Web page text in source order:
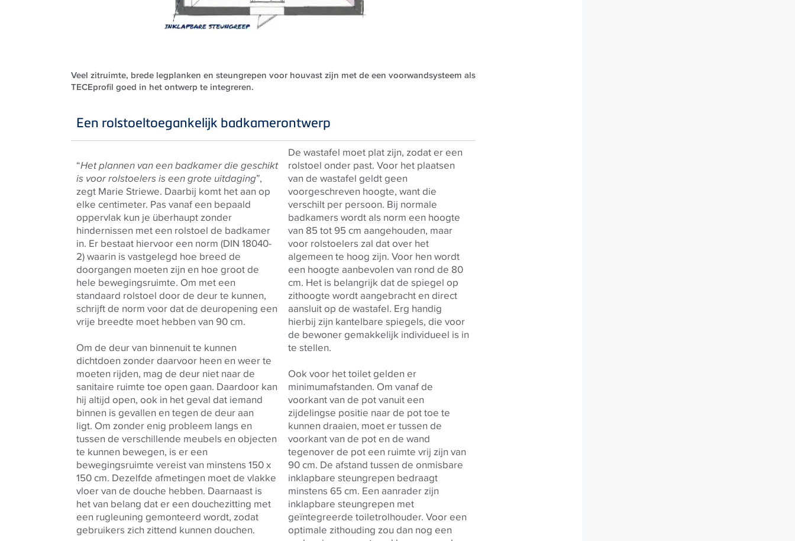
Veel zitruimte, brede legplanken en steungrepen voor houvast zijn met de een voorwandsysteem als
TECEprofil goed in het ontwerp te integreren.
Een rolstoeltoegankelijk badkamerontwerp
“Het plannen van een badkamer die geschikt
is voor rolstoelers is een grote uitdaging”,
zegt Marie Striewe. Daarbij komt het aan op
elke centimeter. Pas vanaf een bepaald
oppervlak kun je überhaupt zonder
hindernissen met een rolstoel de badkamer
in. Er bestaat hiervoor een norm (DIN 18040-
2) waarin is vastgelegd hoe breed de
doorgangen moeten zijn en hoe groot de
hele bewegingsruimte. Om met een
standaard rolstoel door de deur te kunnen,
schrijft de norm voor dat de deuropening een
vrije breedte moet hebben van 90 cm.
Om de deur van binnenuit te kunnen
dichtdoen zonder daarvoor heen en weer te
moeten rijden, mag de deur niet naar de
sanitaire ruimte toe open gaan. Daardoor kan
hij altijd open, ook in het geval dat iemand
binnen is gevallen en tegen de deur aan
ligt. Om zonder enig probleem langs en
tussen de verschillende meubels en objecten
te kunnen bewegen, is er een
bewegingsruimte vereist van minstens 150 x
150 cm. Dezelfde afmetingen moet de vlakke
vloer van de douche hebben. Daarnaast is
het van belang dat er een douchezitting met
een rugleuning gemonteerd wordt, zodat
gebruikers zich zittend kunnen douchen.
De wastafel moet plat zijn, zodat er een
rolstoel onder past. Voor het plaatsen
van de wastafel geldt geen
voorgeschreven hoogte, want die
verschilt per persoon. Bij normale
badkamers wordt als norm een hoogte
van 85 tot 95 cm aangehouden, maar
voor rolstoelers zal dat over het
algemeen te hoog zijn. Voor hen wordt
een hoogte aanbevolen van rond de 80
cm. Het is belangrijk dat de spiegel op
zithoogte wordt aangebracht en direct
aansluit op de wastafel. Erg handig
hierbij zijn kantelbare spiegels, die voor
de bewoner gemakkelijk individueel is in
te stellen.
Ook voor het toilet gelden er
minimumafstanden. Om vanaf de
voorkant van de pot vanuit een
zijdelingse positie naar de pot toe te
kunnen draaien, moet er tussen de
voorkant van de pot en de wand
tegenover de pot een ruimte vrij zijn van
90 cm. De afstand tussen de onmisbare
inklapbare steungrepen bedraagt
minstens 65 cm. Een aanrader zijn
inklapbare steungrepen met
geïntegreerde toiletrolhouder. Voor een
optimale zithouding zou dan nog een